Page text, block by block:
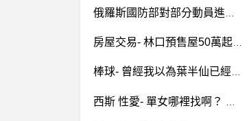
棒球- 曾經我以為葉半仙已經是天花板了... 曾經我以為葉半仙已經是天花板了...